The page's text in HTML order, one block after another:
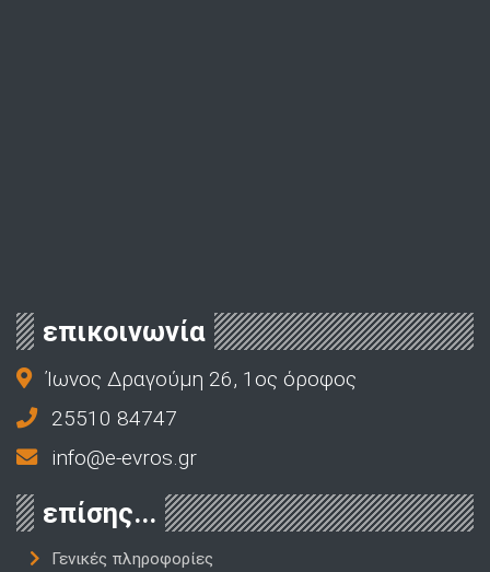
επικοινωνία
Ίωνος Δραγούμη 26, 1ος όροφος
25510 84747
info@e-evros.gr
επίσης...
Γενικές πληροφορίες